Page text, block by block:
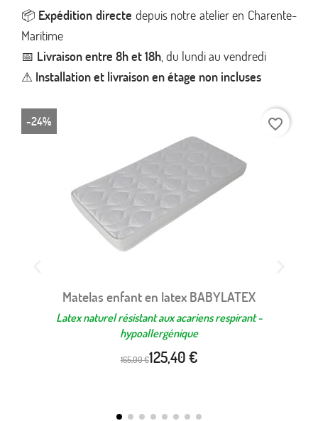
📦 Expédition directe depuis notre atelier en Charente-
Maritime
📅 Livraison entre 8h et 18h, du lundi au vendredi
⚠ Installation et livraison en étage non incluses
Matelas enfant en latex BABYLATEX
Latex naturel résistant aux acariens respirant -
hypoallergénique
165,00 €125,40 €
-24% favorite_border